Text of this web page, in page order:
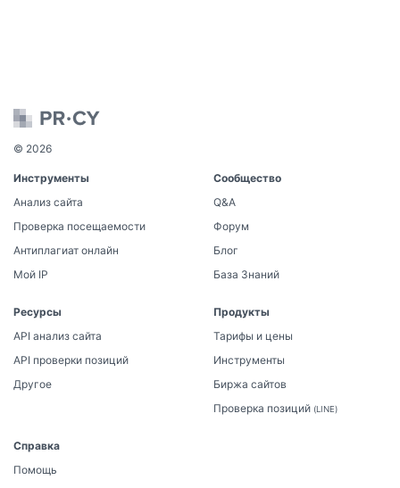
© 2026
Инструменты
Анализ сайта
Проверка посещаемости
Антиплагиат онлайн
Мой IP
Сообщество
Q&A
Форум
Блог
База Знаний
Ресурсы
API анализ сайта
API проверки позиций
Другое
Продукты
Тарифы и цены
Инструменты
Биржа сайтов
Проверка позиций (LINE)
Справка
Помощь